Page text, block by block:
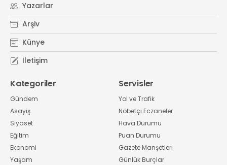
Yazarlar
Arşiv
Künye
İletişim
Kategoriler
Gündem
Asayiş
Siyaset
Eğitim
Ekonomi
Yaşam
Servisler
Yol ve Trafik
Nöbetçi Eczaneler
Hava Durumu
Puan Durumu
Gazete Manşetleri
Günlük Burçlar